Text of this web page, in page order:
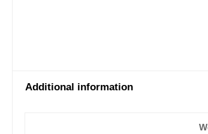
Additional information